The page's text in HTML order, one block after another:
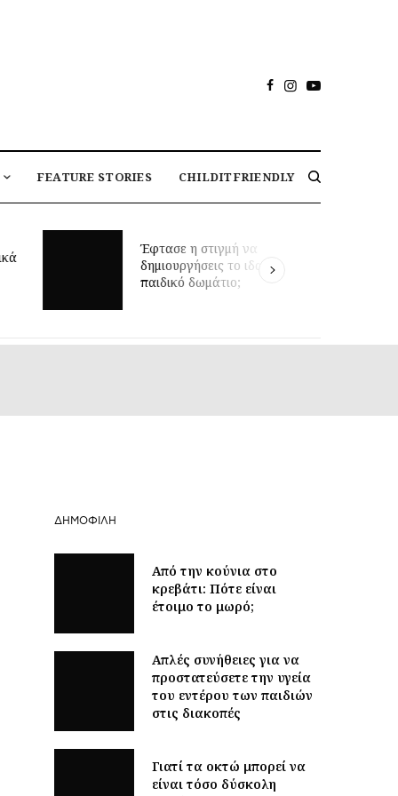
FEATURE STORIES CHILDITFRIENDLY
να
το ιδανικό
Μαθήματα κολύμβησης για
βρέφη και πρώιμη κινητική
ανάπτυξη: τι δείχνει νέα
έρευνα
ΔΗΜΟΦΙΛΉ
Από την κούνια στο
κρεβάτι: Πότε είναι
έτοιμο το μωρό;
Απλές συνήθειες για να
προστατεύσετε την υγεία
του εντέρου των παιδιών
στις διακοπές
Γιατί τα οκτώ μπορεί να
είναι τόσο δύσκολη